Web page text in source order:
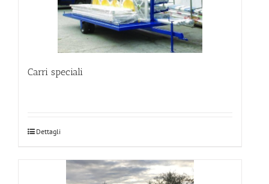
Carri speciali
Dettagli